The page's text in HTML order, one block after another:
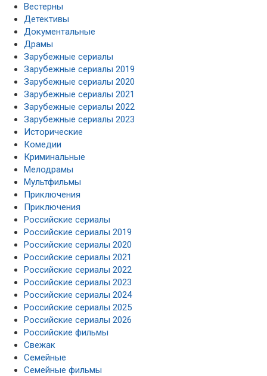
Вестерны
Детективы
Документальные
Драмы
Зарубежные сериалы
Зарубежные сериалы 2019
Зарубежные сериалы 2020
Зарубежные сериалы 2021
Зарубежные сериалы 2022
Зарубежные сериалы 2023
Исторические
Комедии
Криминальные
Мелодрамы
Мультфильмы
Приключения
Приключения
Российские сериалы
Российские сериалы 2019
Российские сериалы 2020
Российские сериалы 2021
Российские сериалы 2022
Российские сериалы 2023
Российские сериалы 2024
Российские сериалы 2025
Российские сериалы 2026
Российские фильмы
Свежак
Семейные
Семейные фильмы